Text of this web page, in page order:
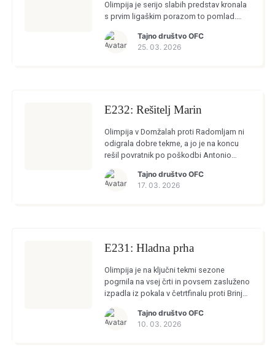
Olimpija je serijo slabih predstav kronala
s prvim ligaškim porazom to pomlad.
logičen in pričakovan, glede na to, […]
Tajno društvo OFC
25. 03. 2026
E232: Rešitelj Marin
Olimpija v Domžalah proti Radomljam ni
odigrala dobre tekme, a jo je na koncu
rešil povratnik po poškodbi Antonio
tekme. Konec dober, vse dobro. […]
Tajno društvo OFC
17. 03. 2026
E231: Hladna prha
Olimpija je na ključni tekmi sezone
pogrnila na vsej črti in povsem zasluženo
izpadla iz pokala v četrtfinalu proti Brinju.
tokrat […]
Tajno društvo OFC
10. 03. 2026
SIGN IN
Tole je kratek pozdrav